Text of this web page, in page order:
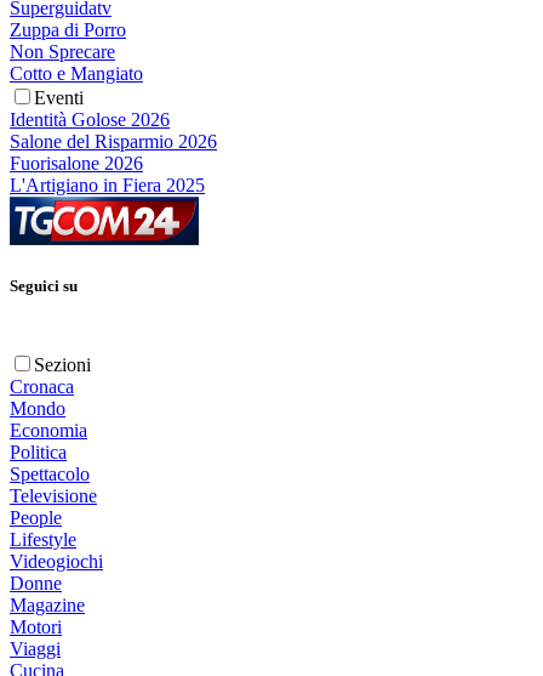
Superguidatv
Zuppa di Porro
Non Sprecare
Cotto e Mangiato
Eventi
Identità Golose 2026
Salone del Risparmio 2026
Fuorisalone 2026
L'Artigiano in Fiera 2025
Seguici su
Sezioni
Cronaca
Mondo
Economia
Politica
Spettacolo
Televisione
People
Lifestyle
Videogiochi
Donne
Magazine
Motori
Viaggi
Cucina